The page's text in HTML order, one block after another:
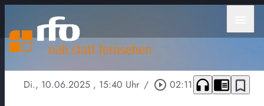
Di., 10.06.2025 , 15:40 Uhr / play_circle_outline 02:11 headphones chrome_reader_mode bookmark_border